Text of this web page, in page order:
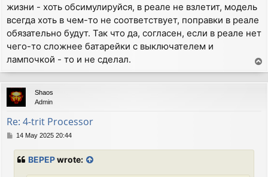
жизни - хоть обсимулируйся, в реале не взлетит, модель
всегда хоть в чем-то не соответствует, поправки в реале
обязательно будут. Так что да, согласен, если в реале нет
чего-то сложнее батарейки с выключателем и
лампочкой - то и не сделал.
o
p
Shaos
Admin
Re: 4-trit Processor
P14 May 2025 20:44
BEPEPwrote: